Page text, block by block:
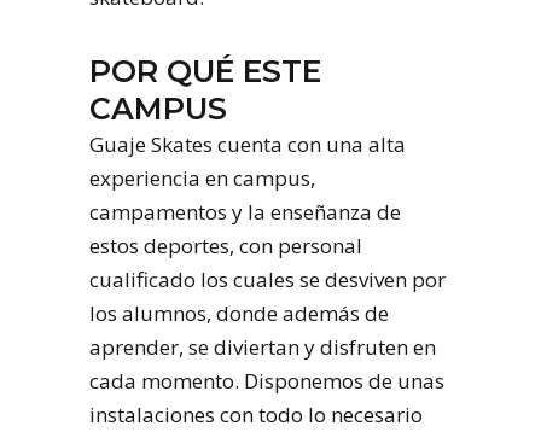
POR QUÉ ESTE
CAMPUS
Guaje Skates cuenta con una alta
experiencia en campus,
campamentos y la enseñanza de
estos deportes, con personal
cualificado los cuales se desviven por
los alumnos, donde además de
aprender, se diviertan y disfruten en
cada momento. Disponemos de unas
instalaciones con todo lo necesario